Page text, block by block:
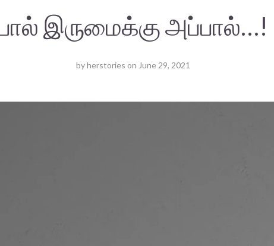
இருமைக்கு அப்பால்…!
byherstories on June 29, 2021